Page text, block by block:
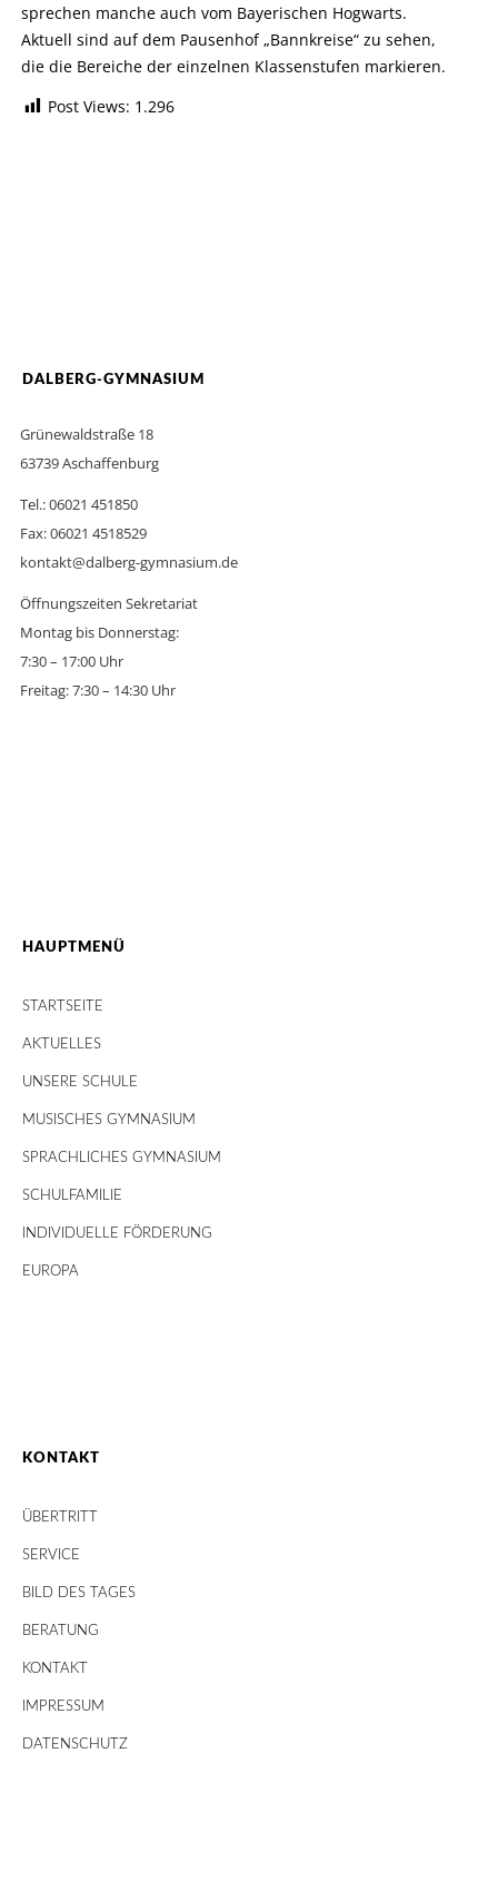
sprechen manche auch vom Bayerischen Hogwarts.
Aktuell sind auf dem Pausenhof „Bannkreise“ zu sehen,
die die Bereiche der einzelnen Klassenstufen markieren.
Post Views: 1.296
DALBERG-GYMNASIUM
Grünewaldstraße 18
63739 Aschaffenburg
Tel.: 06021 451850
Fax: 06021 4518529
kontakt@dalberg-gymnasium.de
Öffnungszeiten Sekretariat
Montag bis Donnerstag:
7:30 – 17:00 Uhr
Freitag: 7:30 – 14:30 Uhr
HAUPTMENÜ
STARTSEITE
AKTUELLES
UNSERE SCHULE
MUSISCHES GYMNASIUM
SPRACHLICHES GYMNASIUM
SCHULFAMILIE
INDIVIDUELLE FÖRDERUNG
EUROPA
KONTAKT
ÜBERTRITT
SERVICE
BILD DES TAGES
BERATUNG
KONTAKT
IMPRESSUM
DATENSCHUTZ